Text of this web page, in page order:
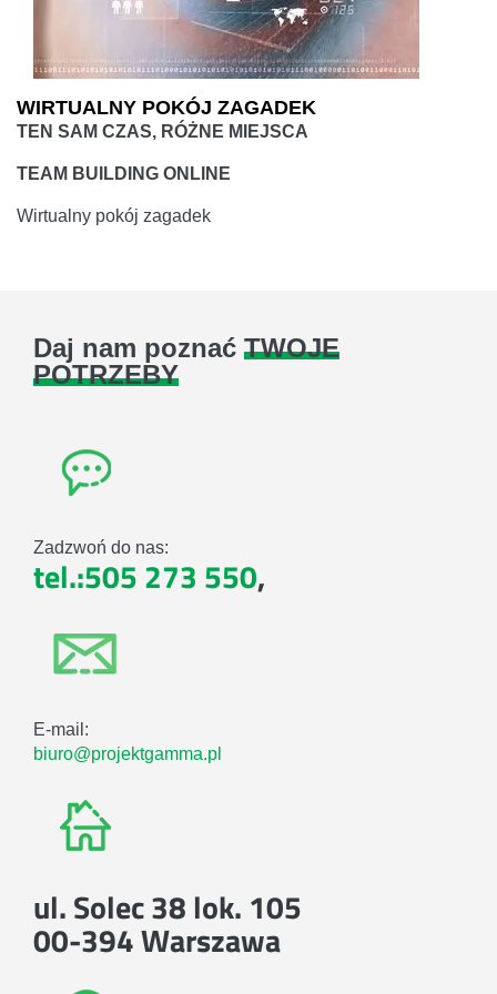
WIRTUALNY POKÓJ ZAGADEK
TEN SAM CZAS, RÓŻNE MIEJSCA
TEAM BUILDING ONLINE
Wirtualny pokój zagadek
Daj nam poznać TWOJE
POTRZEBY
Zadzwoń do nas:
tel.:505 273 550,
E-mail:
biuro@projektgamma.pl
ul. Solec 38 lok. 105
00-394 Warszawa